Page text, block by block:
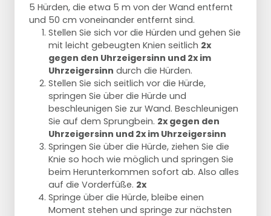
5 Hürden, die etwa 5 m von der Wand entfernt
und 50 cm voneinander entfernt sind.
Stellen Sie sich vor die Hürden und gehen Sie
mit leicht gebeugten Knien seitlich 2x
gegen den Uhrzeigersinn und 2x im
Uhrzeigersinn durch die Hürden.
Stellen Sie sich seitlich vor die Hürde,
springen Sie über die Hürde und
beschleunigen Sie zur Wand. Beschleunigen
Sie auf dem Sprungbein. 2x gegen den
Uhrzeigersinn und 2x im Uhrzeigersinn
Springen Sie über die Hürde, ziehen Sie die
Knie so hoch wie möglich und springen Sie
beim Herunterkommen sofort ab. Also alles
auf die Vorderfüße. 2x
Springe über die Hürde, bleibe einen
Moment stehen und springe zur nächsten